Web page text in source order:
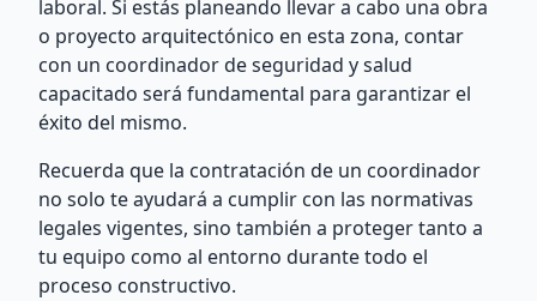
laboral. Si estás planeando llevar a cabo una obra
o proyecto arquitectónico en esta zona, contar
con un coordinador de seguridad y salud
capacitado será fundamental para garantizar el
éxito del mismo.
Recuerda que la contratación de un coordinador
no solo te ayudará a cumplir con las normativas
legales vigentes, sino también a proteger tanto a
tu equipo como al entorno durante todo el
proceso constructivo.